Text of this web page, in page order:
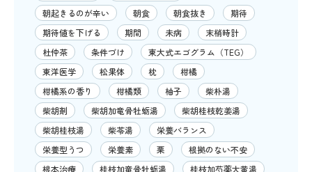
朝起きるのが辛い
朝食 朝食抜き
期待
期待値を下げる
期間 未病
末梢時計
杜仲茶
条件づけ
東大式エゴグラム（TEG）
東洋医学
松果体 枕
柑橘
柑橘系の香り
柑橘類 柚子
柴朴湯
柴胡剤
柴胡加竜骨牡蛎湯
柴胡桂枝乾姜湯
柴胡桂枝湯
柴苓湯
栄養バランス
栄養型うつ
栄養素 栗
根拠のない不安
根本治療
桂枝加竜骨牡蛎湯
桂枝加芍薬大黄湯